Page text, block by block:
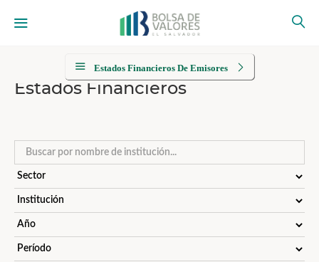
Estados Financieros De Emisores
Estados Financieros